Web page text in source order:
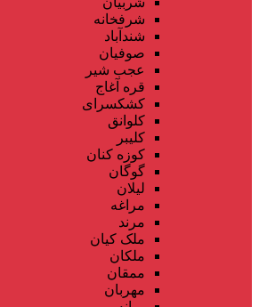
شرفخانه
شندآباد
صوفیان
عجب شیر
قره آغاج
کشکسرای
کلوانق
کلیبر
کوزه کنان
گوگان
لیلان
مراغه
مرند
ملک کیان
ملکان
ممقان
مهربان